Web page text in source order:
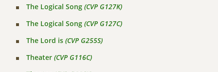
The Logical Song (CVP G127K)
The Logical Song (CVP G127C)
The Lord is (CVP G255S)
Theater (CVP G116C)